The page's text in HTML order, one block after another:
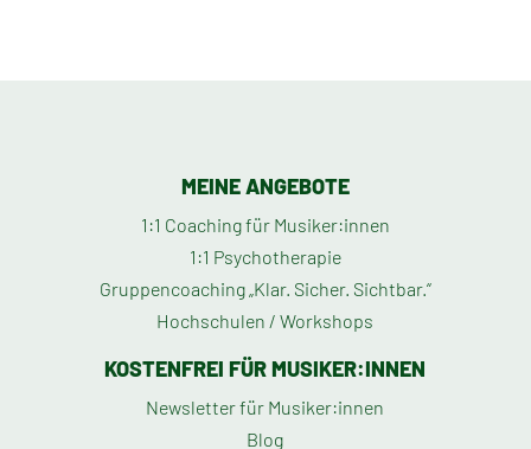
MEINE ANGEBOTE
1:1 Coaching für Musiker:innen
1:1 Psychotherapie
Gruppencoaching „Klar. Sicher. Sichtbar.“
Hochschulen / Workshops
KOSTENFREI FÜR MUSIKER:INNEN
Newsletter für Musiker:innen
Blog